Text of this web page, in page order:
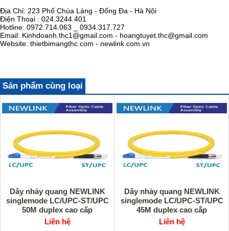
Địa Chỉ: 223 Phố Chùa Láng - Đống Đa - Hà Nội
Điện Thoại : 024.3244.401
Hotline: 0972.714.063 _ 0934.317.727
Email: Kinhdoanh.thc1@gmail.com - hoangtuyet.thc@gmail.com
Website: thietbimangthc.com - newlink.com.vn
Sản phẩm cùng loại
Dây nhảy quang NEWLINK
singlemode LC/UPC-ST/UPC
50M duplex cao cấp
Liên hệ
Dây nhảy quang NEWLINK
singlemode LC/UPC-ST/UPC
45M duplex cao cấp
Liên hệ